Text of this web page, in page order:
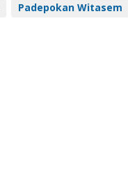
Padepokan Witasem